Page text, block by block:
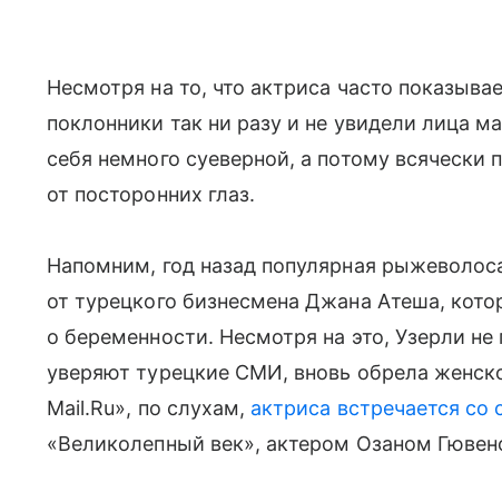
Несмотря на то, что актриса часто
поклонники так ни разу и не увидели лица
себя немного суеверной, а потому всячески
от посторонних глаз.
Напомним, год назад популярная
от турецкого бизнесмена Джана Атеша,
о беременности. Несмотря на это, Узерли
уверяют турецкие СМИ, вновь обрела
Mail.Ru», по слухам, актриса встречается со
«Великолепный век», актером Озаном